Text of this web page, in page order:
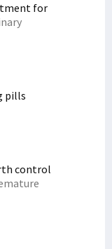
for
pills
control